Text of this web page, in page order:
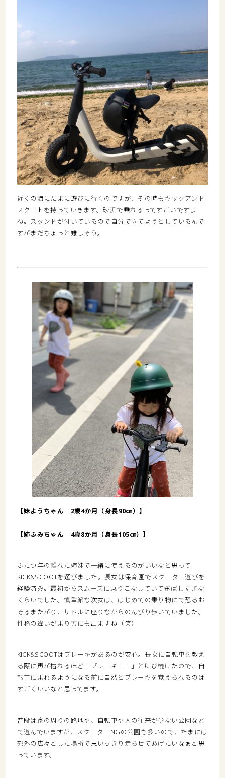
近くの海にたまに遊びに行くのですが、その時もキックアンド
スクートを持っていきます。砂浜で乗れるってすごいですよ
ね。スタンドが付いているので自分で立てようとしているんで
すがまだちょっと難しそう。
【妹ようちゃん 2歳4か月（身長90㎝）】
【姉ふみちゃん 4歳8か月（身長105㎝）】
ふたつ年の離れた姉妹で一緒に使えるのがいいなと思って
KICK&SCOOTを選びました。長女は保育園でスクーター遊びを
経験済み。最初からスムーズに乗りこなしていて飛ばしすぎな
くらいでした。慎重派な次女は、はじめての乗り物にで恐るお
そるまたがり、サドルに座りながらのんびり歩いていました。
性格の違いが乗り方にも出ますね（笑）
KICK&SCOOTはブレーキがあるのが安心。長女に自転車を教え
る際に声が枯れるほど「ブレーキ！！」と叫び続けたので、自
転車に乗れるようになる前に自然とブレーキを覚えられるのは
すごくいいなと思ってます。
普段は家の周りの路地や、自転車や人の往来が少ない公園など
で遊んでいますが、スクーターNGの公園も多いので、たまには
郊外の広々とした場所で思いっきり走らせてあげたいなぁと思
っています。